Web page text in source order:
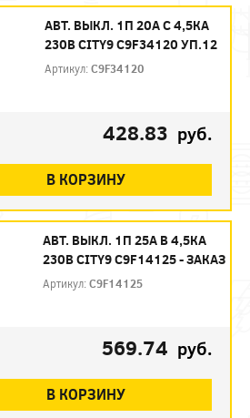
АВТ. ВЫКЛ. 1П 20А С 4,5КА
230В CITY9 C9F34120 УП.12
Артикул:C9F34120
428.83 руб.
В КОРЗИНУ
АВТ. ВЫКЛ. 1П 25А B 4,5КА
230В CITY9 C9F14125 - ЗАКАЗ
Артикул:C9F14125
569.74 руб.
В КОРЗИНУ